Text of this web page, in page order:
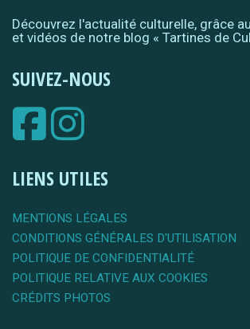
Découvrez l'actualité culturelle, grâce
et vidéos de notre blog « Tartines de
SUIVEZ-NOUS
LIENS UTILES
MENTIONS LÉGALES
CONDITIONS GÉNÉRALES D'UTILISATION
POLITIQUE DE CONFIDENTIALITÉ
POLITIQUE RELATIVE AUX COOKIES
CRÉDITS PHOTOS